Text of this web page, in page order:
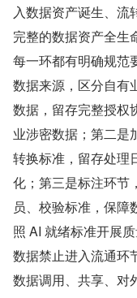
入数据资产诞生、流
完整的数据资产全生
每一环都有明确规范
数据来源，区分自有
数据，留存完整授权
业涉密数据；第二是
转换标准，留存处理
化；第三是标注环节
员、校验标准，保
照 AI 就绪标准开展
数据禁止进入流通环
数据调用、共享、对